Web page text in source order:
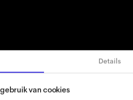
Details
van cookies
colofonprivacybeleid